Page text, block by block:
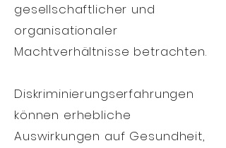
gesellschaftlicher und
organisationaler
Machtverhältnisse betrachten.
Diskriminierungserfahrungen
können erhebliche
Auswirkungen auf Gesundheit,